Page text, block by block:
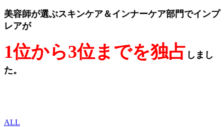
美容師が選ぶスキンケア＆インナーケア部門でインプ
レアが
1位から3位までを独占 しまし
た。
ALL